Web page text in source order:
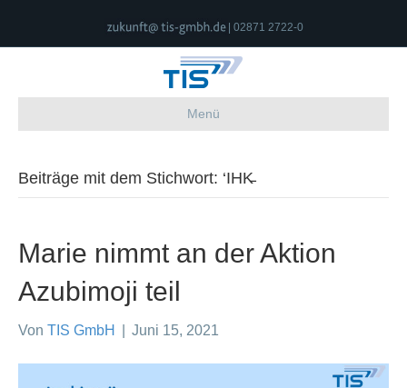
| 02871 2722-0
Menü
Beiträge mit dem Stichwort: ‘IHK̵
Marie nimmt an der Aktion
Azubimoji teil
Von TIS GmbH Juni 15, 2021